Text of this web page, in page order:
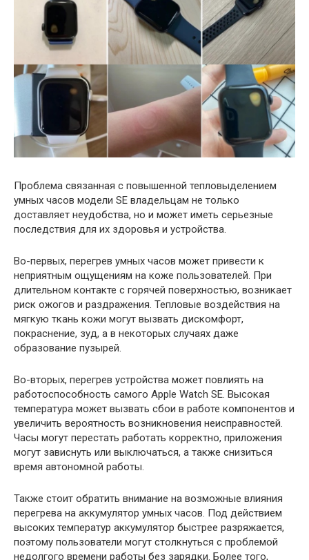
Проблема связанная с повышенной тепловыделением
умных часов модели SE владельцам не только
доставляет неудобства, но и может иметь серьезные
последствия для их здоровья и устройства.
Во-первых, перегрев умных часов может привести к
неприятным ощущениям на коже пользователей. При
длительном контакте с горячей поверхностью, возникает
риск ожогов и раздражения. Тепловые воздействия на
мягкую ткань кожи могут вызвать дискомфорт,
покраснение, зуд, а в некоторых случаях даже
образование пузырей.
Во-вторых, перегрев устройства может повлиять на
работоспособность самого Apple Watch SE. Высокая
температура может вызвать сбои в работе компонентов и
увеличить вероятность возникновения неисправностей.
Часы могут перестать работать корректно, приложения
могут зависнуть или выключаться, а также снизиться
время автономной работы.
Также стоит обратить внимание на возможные влияния
перегрева на аккумулятор умных часов. Под действием
высоких температур аккумулятор быстрее разряжается,
поэтому пользователи могут столкнуться с проблемой
недолгого времени работы без зарядки. Более того,